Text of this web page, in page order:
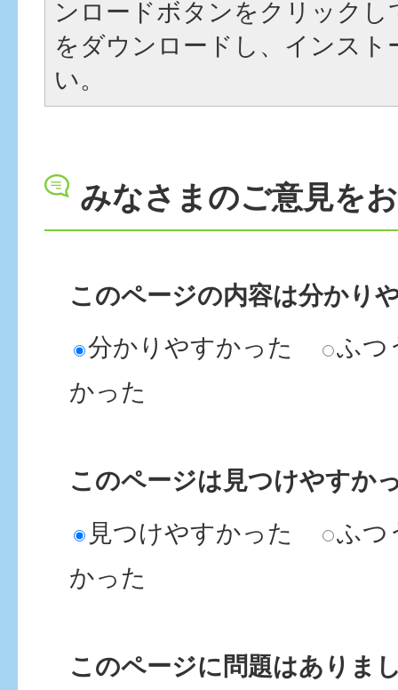
ンロードボタンをクリック
をダウンロードし、インスト
い。
みなさまのご意見を
このページの内容は分かり
分かりやすかった
ふつ
かった
このページは見つけやすか
見つけやすかった
ふつ
かった
このページに問題はありま